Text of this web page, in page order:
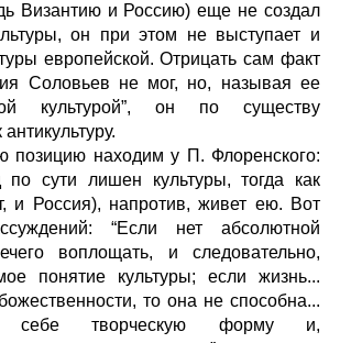
Византию и Россию) еще не создал
он при этом не выступает и
европейской. Отрицать сам факт
Соловьев не мог, но, называя ее
культурой”, он по существу
позицию находим у П. Флоренского:
сути лишен культуры, тогда как
и Россия), напротив, живет ею. Вот
“Если нет абсолютной
воплощать, и следовательно,
понятие культуры; если жизнь...
то она не способна...
себе творческую форму и,